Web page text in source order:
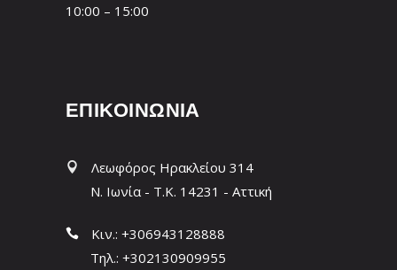
10:00 – 15:00
ΕΠΙΚΟΙΝΩΝΙΑ
Λεωφόρος Ηρακλείου 314
Ν. Ιωνία - T.K. 14231 - Αττική
Κιν.: +306943128888
Τηλ.: +302130909955